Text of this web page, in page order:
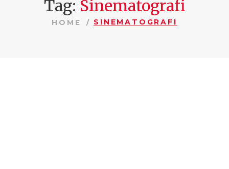
Tag: Sinematografi
HOME SINEMATOGRAFI